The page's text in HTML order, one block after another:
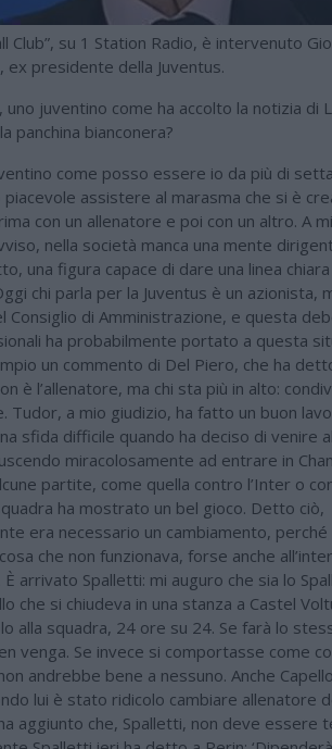
Club”, su 1 Station Radio, è intervenuto
ex presidente della Juventus.
uno juventino come ha accolto la notizia di
panchina bianconera?
come posso essere io da più di
assistere al marasma che si è
con un allenatore e poi con un altro. A
nella società manca una mente
una figura capace di dare una linea
chi parla per la Juventus è un azionista,
Consiglio di Amministrazione, e questa
ha probabilmente portato a questa
un commento di Del Piero, che ha
è l’allenatore, ma chi sta più in alto:
Tudor, a mio giudizio, ha fatto un buon
sfida difficile quando ha deciso di venire
miracolosamente ad entrare in
partite, come quella contro l’Inter o
ha mostrato un bel gioco. Detto ciò,
era necessario un cambiamento, perché
che non funzionava, forse anche
arrivato Spalletti: mi auguro che sia lo
che si chiudeva in una stanza a Castel
alla squadra, 24 ore su 24. Se farà lo
venga. Se invece si comportasse come
andrebbe bene a nessuno. Anche
lui è stato ridicolo cambiare allenatore
aggiunto che, Spalletti, non deve essere